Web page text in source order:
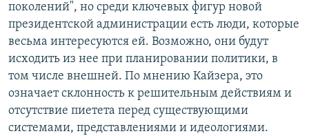
поколений", но среди ключевых фигур новой
президентской администрации есть люди, которые
весьма интересуются ей. Возможно, они будут
исходить из нее при планировании политики, в
том числе внешней. По мнению Кайзера, это
означает склонность к решительным действиям и
отсутствие пиетета перед существующими
системами, представлениями и идеологиями.